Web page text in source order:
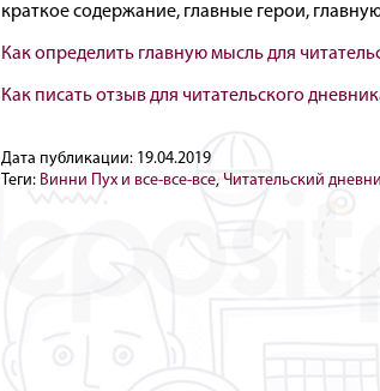
краткое содержание, главные герои,
Как определить главную мысль для
Как писать отзыв для читательского
Дата публикации: 19.04.2019
Теги: Винни Пух и все-все-все, Читательский